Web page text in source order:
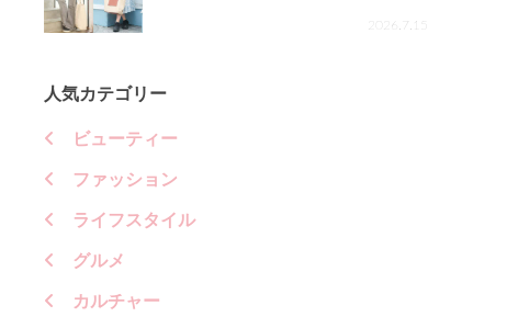
2026.7.15
人気カテゴリー
ビューティー
ファッション
ライフスタイル
グルメ
カルチャー